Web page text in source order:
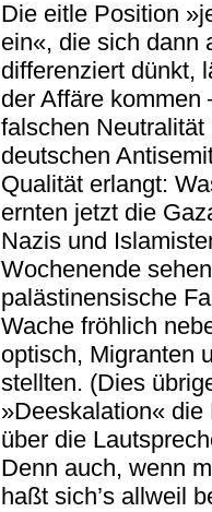
Die eitle Position
ein«, die sich dann
differenziert dünkt,
der Affäre kommen
falschen
deutschen
Qualität erlangt:
ernten jetzt die
Nazis und
Wochenende
palästinensische
Wache fröhlich
optisch, Migranten
stellten. (Dies
»Deeskalation«
über die
Denn auch, wenn
haßt sich’s allweil